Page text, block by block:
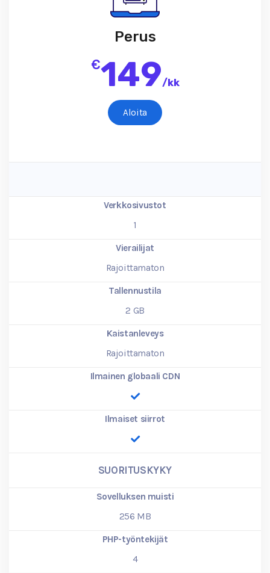
Perus
€149/kk
Aloita
Verkkosivustot
1
Vierailijat
Rajoittamaton
Tallennustila
2 GB
Kaistanleveys
Rajoittamaton
Ilmainen globaali CDN
Ilmaiset siirrot
SUORITUSKYKY
Sovelluksen muisti
256 MB
PHP-työntekijät
4